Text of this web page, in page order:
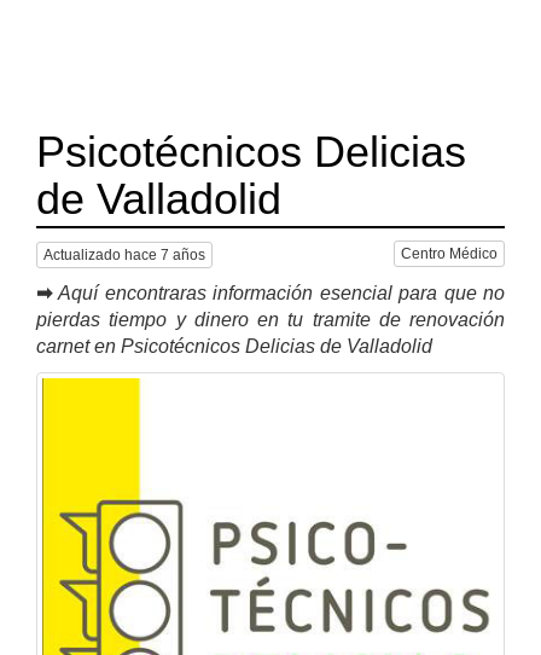
Psicotécnicos Delicias
de Valladolid
Actualizado hace 7 años Centro Médico
➡ Aquí encontraras información esencial para que no
pierdas tiempo y dinero en tu tramite de renovación
carnet en Psicotécnicos Delicias de Valladolid